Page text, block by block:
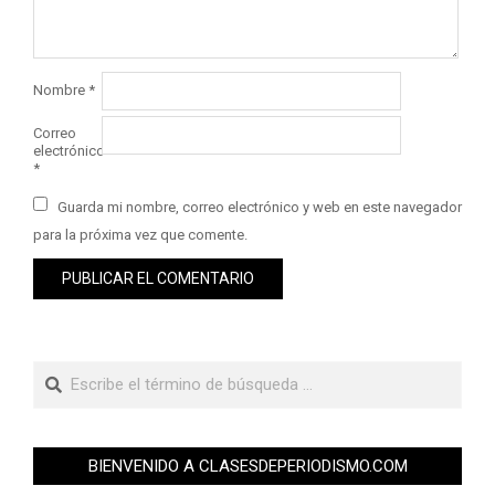
Nombre *
Correo
electrónico
*
Guarda mi nombre, correo electrónico y web en este navegador
para la próxima vez que comente.
BIENVENIDO A CLASESDEPERIODISMO.COM